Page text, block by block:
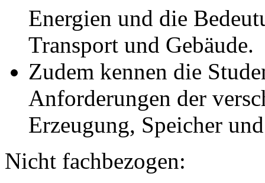
Energien und die
Transport und Gebäude.
Zudem kennen die
Anforderungen der
Erzeugung, Speicher
Nicht fachbezogen: